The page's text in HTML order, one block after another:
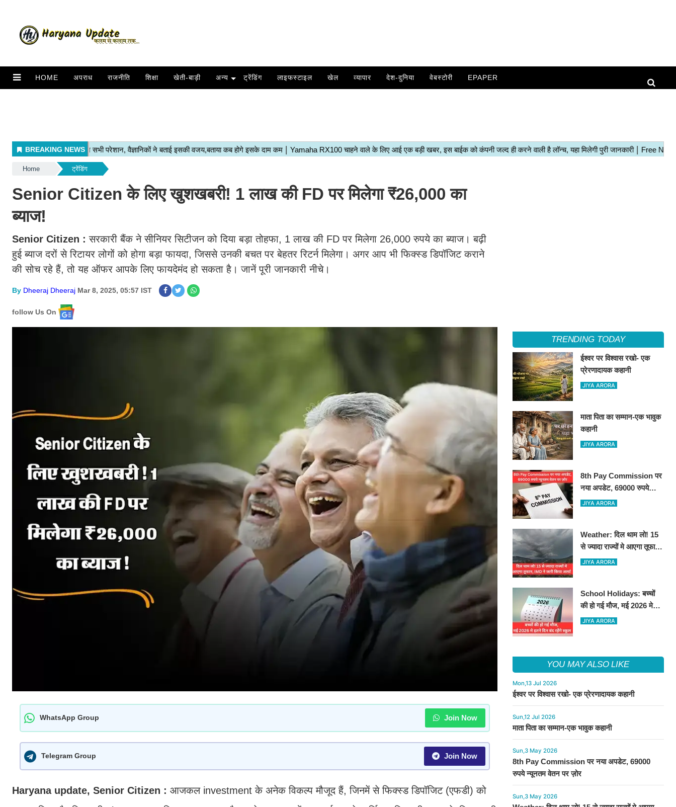
HOME अपराध राजनीति शिक्षा खेती-बाड़ी अन्य ट्रेंडिंग लाइफस्टाइल खेल व्यापार देश-दुनिया वेबस्टोरी EPAPER
Home ट्रेंडिंग
Senior Citizen के लिए खुशखबरी! 1 लाख की FD पर मिलेगा ₹26,000 का
ब्याज!
Senior Citizen : सरकारी बैंक ने सीनियर सिटीजन को दिया बड़ा तोहफा, 1 लाख की FD पर मिलेगा 26,000 रुपये का ब्याज। बढ़ी
हुई ब्याज दरों से रिटायर लोगों को होगा बड़ा फायदा, जिससे उनकी बचत पर बेहतर रिटर्न मिलेगा। अगर आप भी फिक्स्ड डिपॉजिट कराने
की सोच रहे हैं, तो यह ऑफर आपके लिए फायदेमंद हो सकता है। जानें पूरी जानकारी नीचे।
By Dheeraj Dheeraj Mar 8, 2025, 05:57 IST
follow Us On
WhatsApp Group Join Now
Telegram Group Join Now
Haryana update, Senior Citizen : आजकल investment के अनेक विकल्प मौजूद हैं, जिनमें से फिक्स्ड डिपॉजिट (एफडी) को
TRENDING TODAY
ईश्वर पर विश्वास रखो- एक
प्रेरणादायक कहानी
JIYA ARORA
माता पिता का सम्मान-एक भावुक
कहानी
JIYA ARORA
8th Pay Commission पर
नया अपडेट, 69000 रुपये
न्यूनतम वेतन पर ज़ोर
JIYA ARORA
Weather: दिल थाम लो! 15
से ज्यादा राज्यों मे आएगा तूफान,
IMD ने जारी किया अलर्ट
JIYA ARORA
School Holidays: बच्चों
की हो गई मौज, मई 2026 मे
इतने दिन बंद रहेंगे स्कूल
JIYA ARORA
YOU MAY ALSO LIKE
Mon,13 Jul 2026
ईश्वर पर विश्वास रखो- एक प्रेरणादायक कहानी
Sun,12 Jul 2026
माता पिता का सम्मान-एक भावुक कहानी
Sun,3 May 2026
8th Pay Commission पर नया अपडेट, 69000
रुपये न्यूनतम वेतन पर ज़ोर
Sun,3 May 2026